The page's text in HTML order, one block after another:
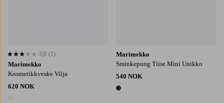
Marimekko
Kosmetikkveske Vilja
620 NOK
3,0 basert på 1 karaktergivninger
3,0 (1)
Marimekko
Sminkepung Tiise Mini Unikko
540 NOK
1 farge